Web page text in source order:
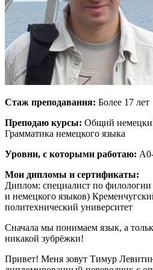
Стаж преподавания: Более 17 лет
Преподаю курсы: Общий
Грамматика немецкого языка
Уровни, с которыми работаю:
Мои дипломы и сертификаты:
Диплом: специалист по филологии
и немецкого языков)
политехнический университет
Сначала мы понимаем язык, а
никакой зубрёжки!
Привет! Меня зовут Тимур